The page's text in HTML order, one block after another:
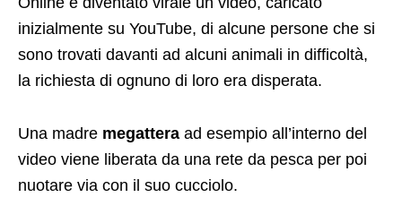
inizialmente su YouTube, di alcune persone che si
sono trovati davanti ad alcuni animali in difficoltà,
la richiesta di ognuno di loro era disperata.
Una madre megattera ad esempio all’interno del
video viene liberata da una rete da pesca per poi
nuotare via con il suo cucciolo.